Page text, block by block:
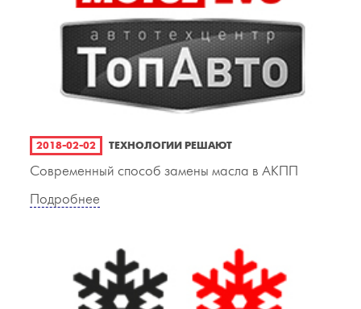
2018-02-02 ТЕХНОЛОГИИ РЕШАЮТ
Современный способ замены масла в АКПП
Подробнее